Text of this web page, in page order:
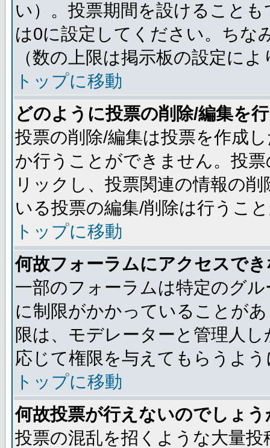
い）。投票期間を設けること
は0に設定してください。ちな
（数の上限は掲示板の設定に
トップに移動
どのように投票の削除/編集を
投票の削除/編集は投票を作成
か行うことができません。投
リックし、投票関連の情報の
いる投票の編集/削除は行うこ
トップに移動
何故フォーラムにアクセスで
一部のフォーラムは特定のグ
に制限がかかっていることが
限は、モデレーターと管理人
応じて権限を与えてもらうよ
トップに移動
何故投票が行えないのでしょう
投票の混乱を招くような大量